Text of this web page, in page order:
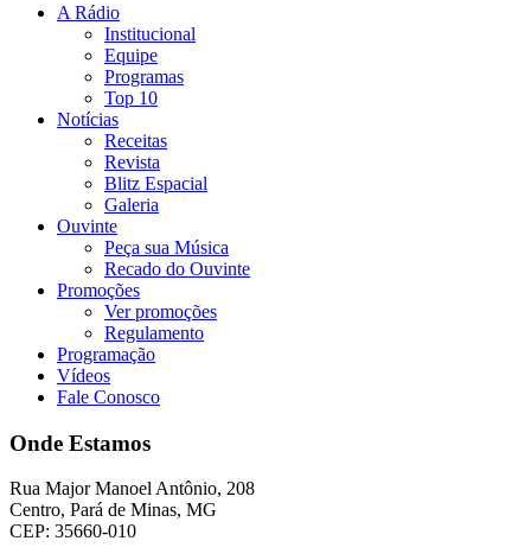
A Rádio
Institucional
Equipe
Programas
Top 10
Notícias
Receitas
Revista
Blitz Espacial
Galeria
Ouvinte
Peça sua Música
Recado do Ouvinte
Promoções
Ver promoções
Regulamento
Programação
Vídeos
Fale Conosco
Onde Estamos
Rua Major Manoel Antônio, 208
Centro, Pará de Minas, MG
CEP: 35660-010